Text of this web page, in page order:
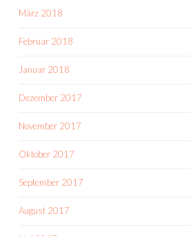
März 2018
Februar 2018
Januar 2018
Dezember 2017
November 2017
Oktober 2017
September 2017
August 2017